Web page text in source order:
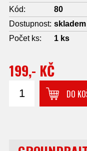
Kód:
80
Dostupnost: skladem
Počet ks:
1 ks
199,- KČ
DO